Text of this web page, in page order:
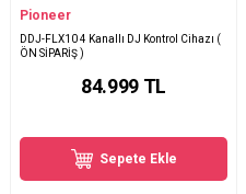
Pioneer
DDJ-FLX10 4 Kanallı DJ Kontrol Cihazı (
ÖN SİPARİŞ )
84.999TL
Sepete Ekle